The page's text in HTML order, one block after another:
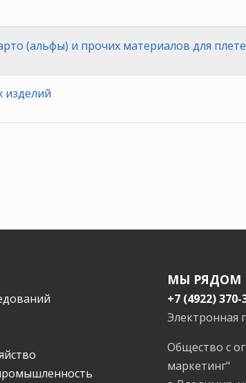
(альфы) и прочих материалов для
изделий
МЫ РЯДОМ
+7 (4922) 370-
Электронная
Общество с
маркетинг"